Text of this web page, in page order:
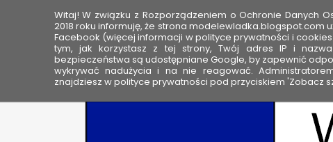
HOME
M
o
d
Witaj! W związku z Rozporządzeniem o Ochronie Danych
2018 roku informuję, że strona modelewladka.blogspot.com
Facebook (więcej informacji w polityce prywatności i
tym, jak korzystasz z tej strony, Twój adres IP i
bezpieczeństwa są udostępniane Google, by zapewnić
wykrywać nadużycia i na nie reagować.
znajdziesz w polityce prywatności pod przyciskiem 'Zobacz